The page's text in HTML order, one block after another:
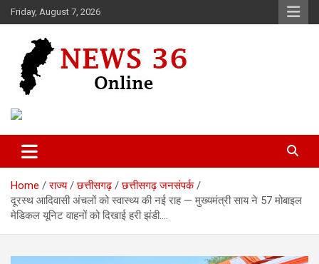
Skip
to
Friday, August 7, 2026
News 36
Home राज्य छत्तीसगढ़
छत्तीसगढ़ जनसंपर्क
दूरस्थ आदिवासी अंचलों को स्वास्थ्य की नई राह — मुख्यमंत्री साय ने 57 मोबाइल
मेडिकल यूनिट वाहनों को दिखाई हरी झंडी….